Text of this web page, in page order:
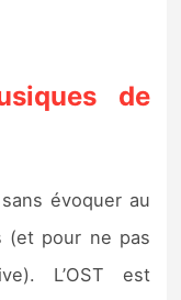
de
évoquer au
(et pour ne pas
L’OST est